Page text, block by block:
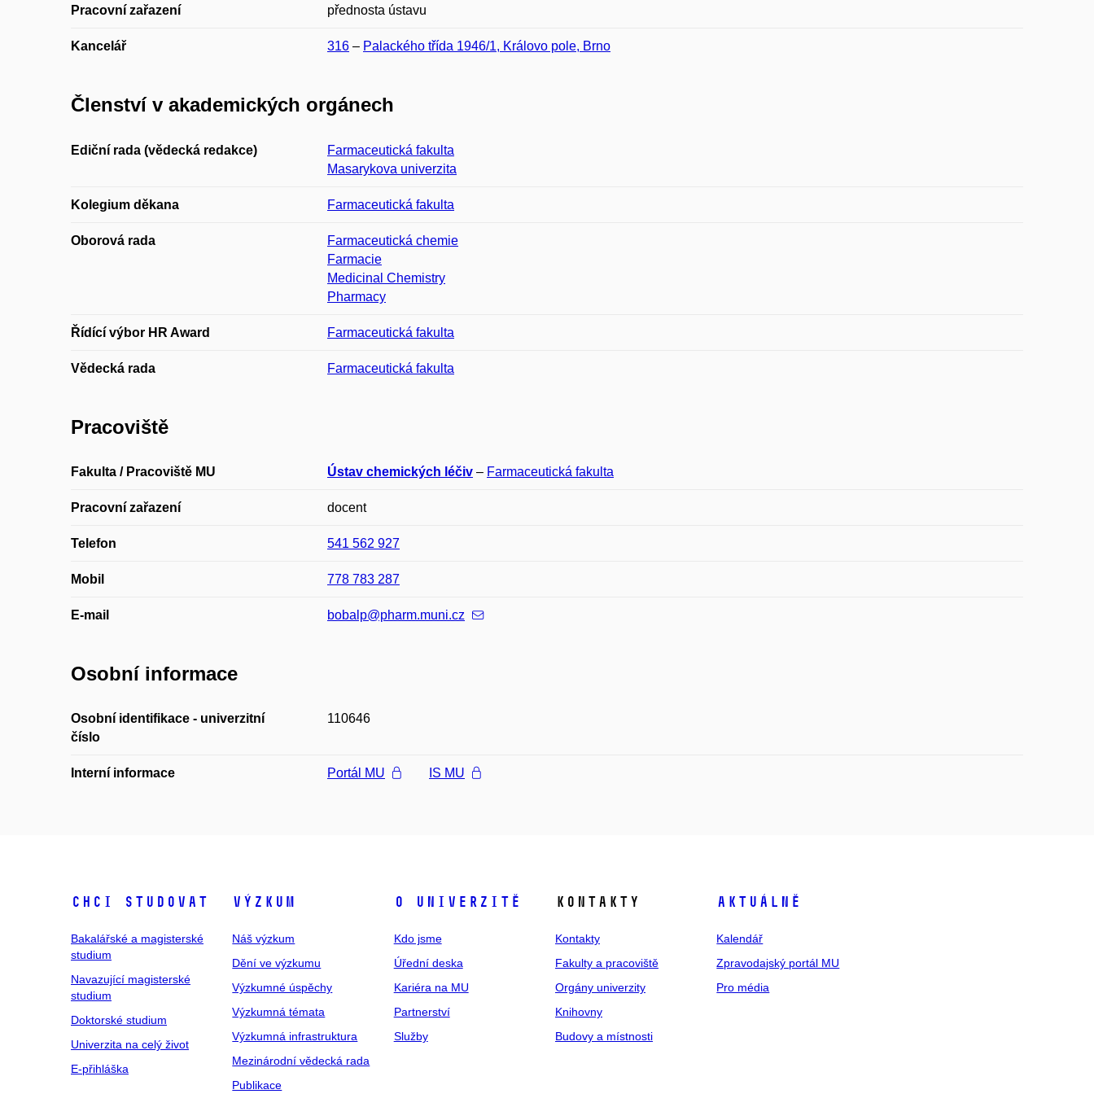
Pracovní zařazení přednosta ústavu
Kancelář 316 – Palackého třída 1946/1, Královo pole, Brno
Členství v akademických orgánech
Ediční rada (vědecká redakce)
Farmaceutická fakulta
Masarykova univerzita
Kolegium děkana Farmaceutická fakulta
Oborová rada
Farmaceutická chemie
Farmacie
Medicinal Chemistry
Pharmacy
Řídící výbor HR Award Farmaceutická fakulta
Vědecká rada Farmaceutická fakulta
Pracoviště
Fakulta / Pracoviště MU Ústav chemických léčiv – Farmaceutická fakulta
Pracovní zařazení docent
Telefon 541 562 927
Mobil 778 783 287
E-mail bobalp@pharm.muni.cz
Osobní informace
Osobní identifikace - univerzitní
číslo
110646
Interní informace Portál MU IS MU
Chci studovat
Bakalářské a magisterské
studium
Navazující magisterské
studium
Doktorské studium
Univerzita na celý život
E-přihláška
Výzkum
Náš výzkum
Dění ve výzkumu
Výzkumné úspěchy
Výzkumná témata
Výzkumná infrastruktura
Mezinárodní vědecká rada
Publikace
O univerzitě
Kdo jsme
Úřední deska
Kariéra na MU
Partnerství
Služby
Kontakty
Kontakty
Fakulty a pracoviště
Orgány univerzity
Knihovny
Budovy a místnosti
Aktuálně
Kalendář
Zpravodajský portál MU
Pro média